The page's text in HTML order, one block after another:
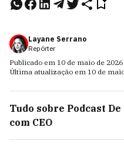
Layane Serrano
Repórter
Publicado em 10 de maio de 2026
Última atualização em 10 de
Tudo sobre Podcast
com CEO